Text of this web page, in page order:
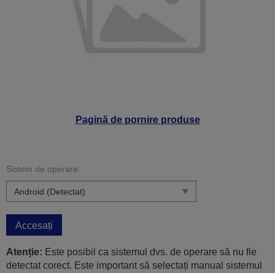
Pagină de pornire produse
Sistem de operare:
Accesați
Atenție: Este posibil ca sistemul dvs. de operare să nu fie
detectat corect. Este important să selectați manual sistemul